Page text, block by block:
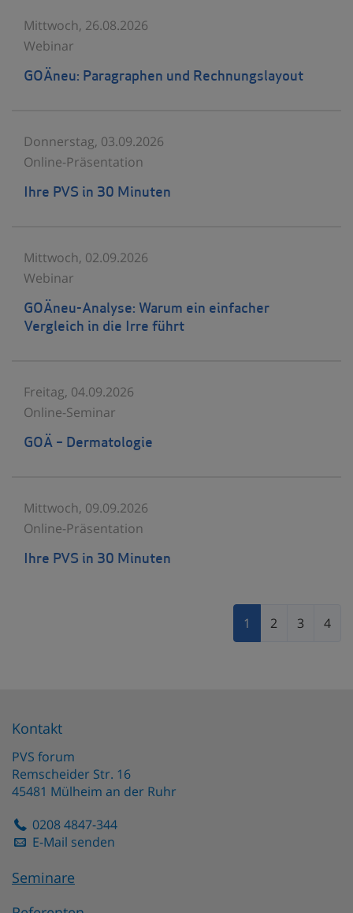
Mittwoch, 26.08.2026
Webinar
GOÄneu: Paragraphen und Rechnungslayout
Donnerstag, 03.09.2026
Online-Präsentation
Ihre PVS in 30 Minuten
Mittwoch, 02.09.2026
Webinar
GOÄneu-Analyse: Warum ein einfacher
Vergleich in die Irre führt
Freitag, 04.09.2026
Online-Seminar
GOÄ – Dermatologie
Mittwoch, 09.09.2026
Online-Präsentation
Ihre PVS in 30 Minuten
1 2 3 4
Kontakt
PVS forum
Remscheider Str. 16
45481 Mülheim an der Ruhr
0208 4847-344
E-Mail senden
Seminare